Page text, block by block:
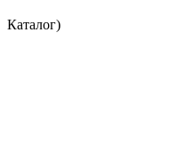
Каталог)